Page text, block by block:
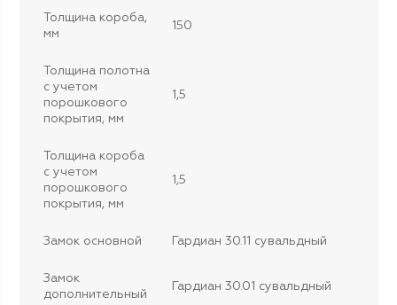
Толщина короба,
мм
150
Толщина полотна
с учетом
порошкового
покрытия, мм
1,5
Толщина короба
с учетом
порошкового
покрытия, мм
1,5
Замок основной Гардиан 30.11 сувальдный
Замок
дополнительный
Гардиан 30.01 сувальдный